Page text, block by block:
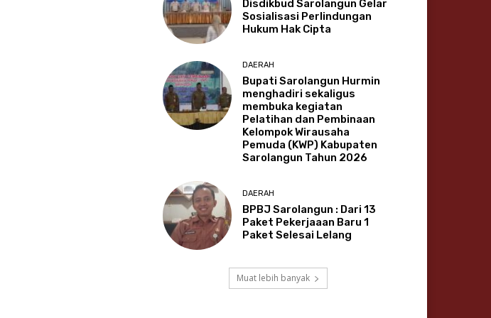
Disdikbud Sarolangun Gelar
Sosialisasi Perlindungan
Hukum Hak Cipta
DAERAH
Bupati Sarolangun Hurmin
menghadiri sekaligus
membuka kegiatan
Pelatihan dan Pembinaan
Kelompok Wirausaha
Pemuda (KWP) Kabupaten
Sarolangun Tahun 2026
DAERAH
BPBJ Sarolangun : Dari 13
Paket Pekerjaaan Baru 1
Paket Selesai Lelang
Muat lebih banyak